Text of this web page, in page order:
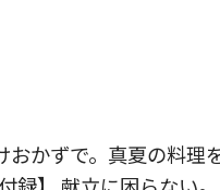
かずで。真夏の料理